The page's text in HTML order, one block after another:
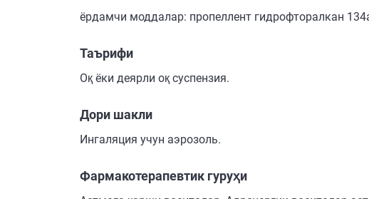
ёрдамчи моддалар: пропеллент гидрофторалкан
Таърифи
Оқ ёки деярли оқ суспензия.
Дори шакли
Ингаляция учун аэрозоль.
Фармакотерапевтик гуруҳи